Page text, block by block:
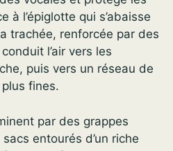
à l’épiglotte qui s’abaisse
trachée, renforcée par des
l’air vers les
puis vers un réseau de
fines.
par des grappes
entourés d’un riche